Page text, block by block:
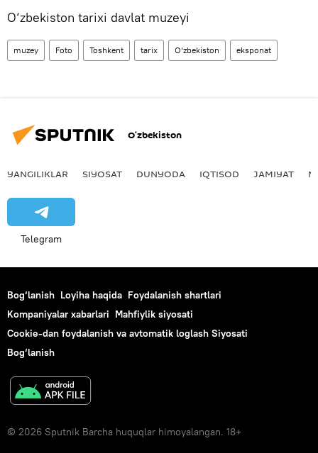
O‘zbekiston tarixi davlat muzeyi
muzey Foto Toshkent tarix O‘zbekiston eksponat
O‘zbekiston
YANGILIKLAR SIYOSAT DUNYODA IQTISOD JAMIYAT
Telegram
Bog‘lanish Loyiha haqida Foydalanish shartlari
Kompaniyalar xabarlari Mahfiylik siyosati
Cookie-dan foydalanish va avtomatik loglash Siyosati
Bog‘lanish
© 2026 Sputnik Barcha huquqlar himoyalangan. 18+